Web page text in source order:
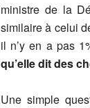
ministre de la
similaire à celui
il n’y en a pas
qu’elle dit des
Une simple